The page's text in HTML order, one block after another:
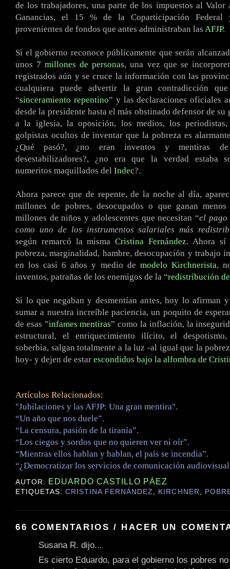
de los trabajadores, una parte de los impuestos al Valor
Ganancias, el 15 % de la Coparticipación Federal
provenientes de fondos que antes administraban las AFJP.
Si el gobierno reconoce públicamente que serán
unos 7 millones de personas, una vez que se
registrados aún y se cruce la información con las
cualquiera puede advertir la gran contradicción
“sinceramiento repentino” y las declaraciones oficiales
desde la presidente hasta el más obstinado defensor de su
a la iglesia, la oposición, los medios, los
golpistas ocultos de inventar que la pobreza es
¿Qué pasó?, ¿no eran inventos y mentiras
desestabilizadores?, ¿no era que la verdad estaba
numeritos maquillados del Indec?.
Ahora parece que de repente, de la noche al día,
millones de pobres, desocupados o que ganan
millones de niños y adolescentes que necesitan “el pago
como uno de los instrumentos salariales más
según remarcó la mismaCristina Fernández. Ahora sí
pobreza, marginalidad, hambre, desocupación y trabajo
en los casi 6 años y medio de modelo Kirchnerista,
inventos, patrañas de los enemigos de la “redistribución
Si lo que negaban y desmentían antes, hoy lo afirman
sumar a nuestra increíble paciencia, un poquito de
de esas ”infames mentiras” como la inflación, la
estructural, el enriquecimiento ilícito, el
soberbia, salgan totalmente a la luz -al igual que la
hoy- y dejen de estar escondidos bajo la alfombra de
Artículos Relacionados:
"Jubilaciones y las AFJP: Una gran mentira".
“Un año que nos duele”.
“La censura, pasión de la tiranía”.
“Los ciegos y sordos que no quieren ver ni oír”.
“Mientras ellos hablan y hablan, el país se incendia”.
“¿Democratizar los servicios de comunicación
AUTOR: EDUARDO CASTILLO PÁEZ
ETIQUETAS:CRISTINA FERNÁNDEZ, KIRCHNER,
66 COMENTARIOS / HACER UN
Susana R. dijo...
Es cierto Eduardo, para el gobierno los pobres